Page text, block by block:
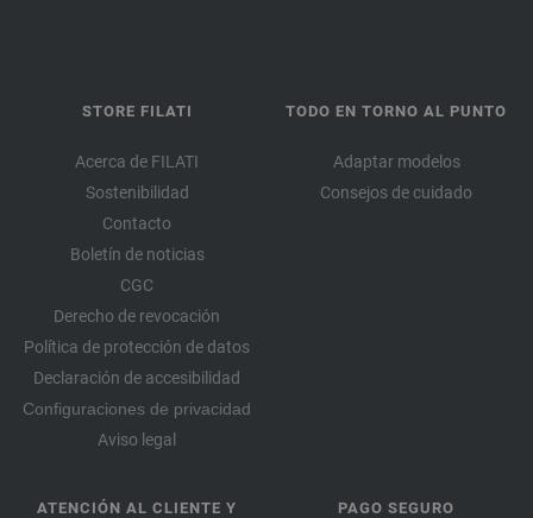
STORE FILATI
Acerca de FILATI
Sostenibilidad
Contacto
Boletín de noticias
CGC
Derecho de revocación
Política de protección de datos
Declaración de accesibilidad
Configuraciones de privacidad
Aviso legal
TODO EN TORNO AL PUNTO
Adaptar modelos
Consejos de cuidado
ATENCIÓN AL CLIENTE Y
PAGO SEGURO